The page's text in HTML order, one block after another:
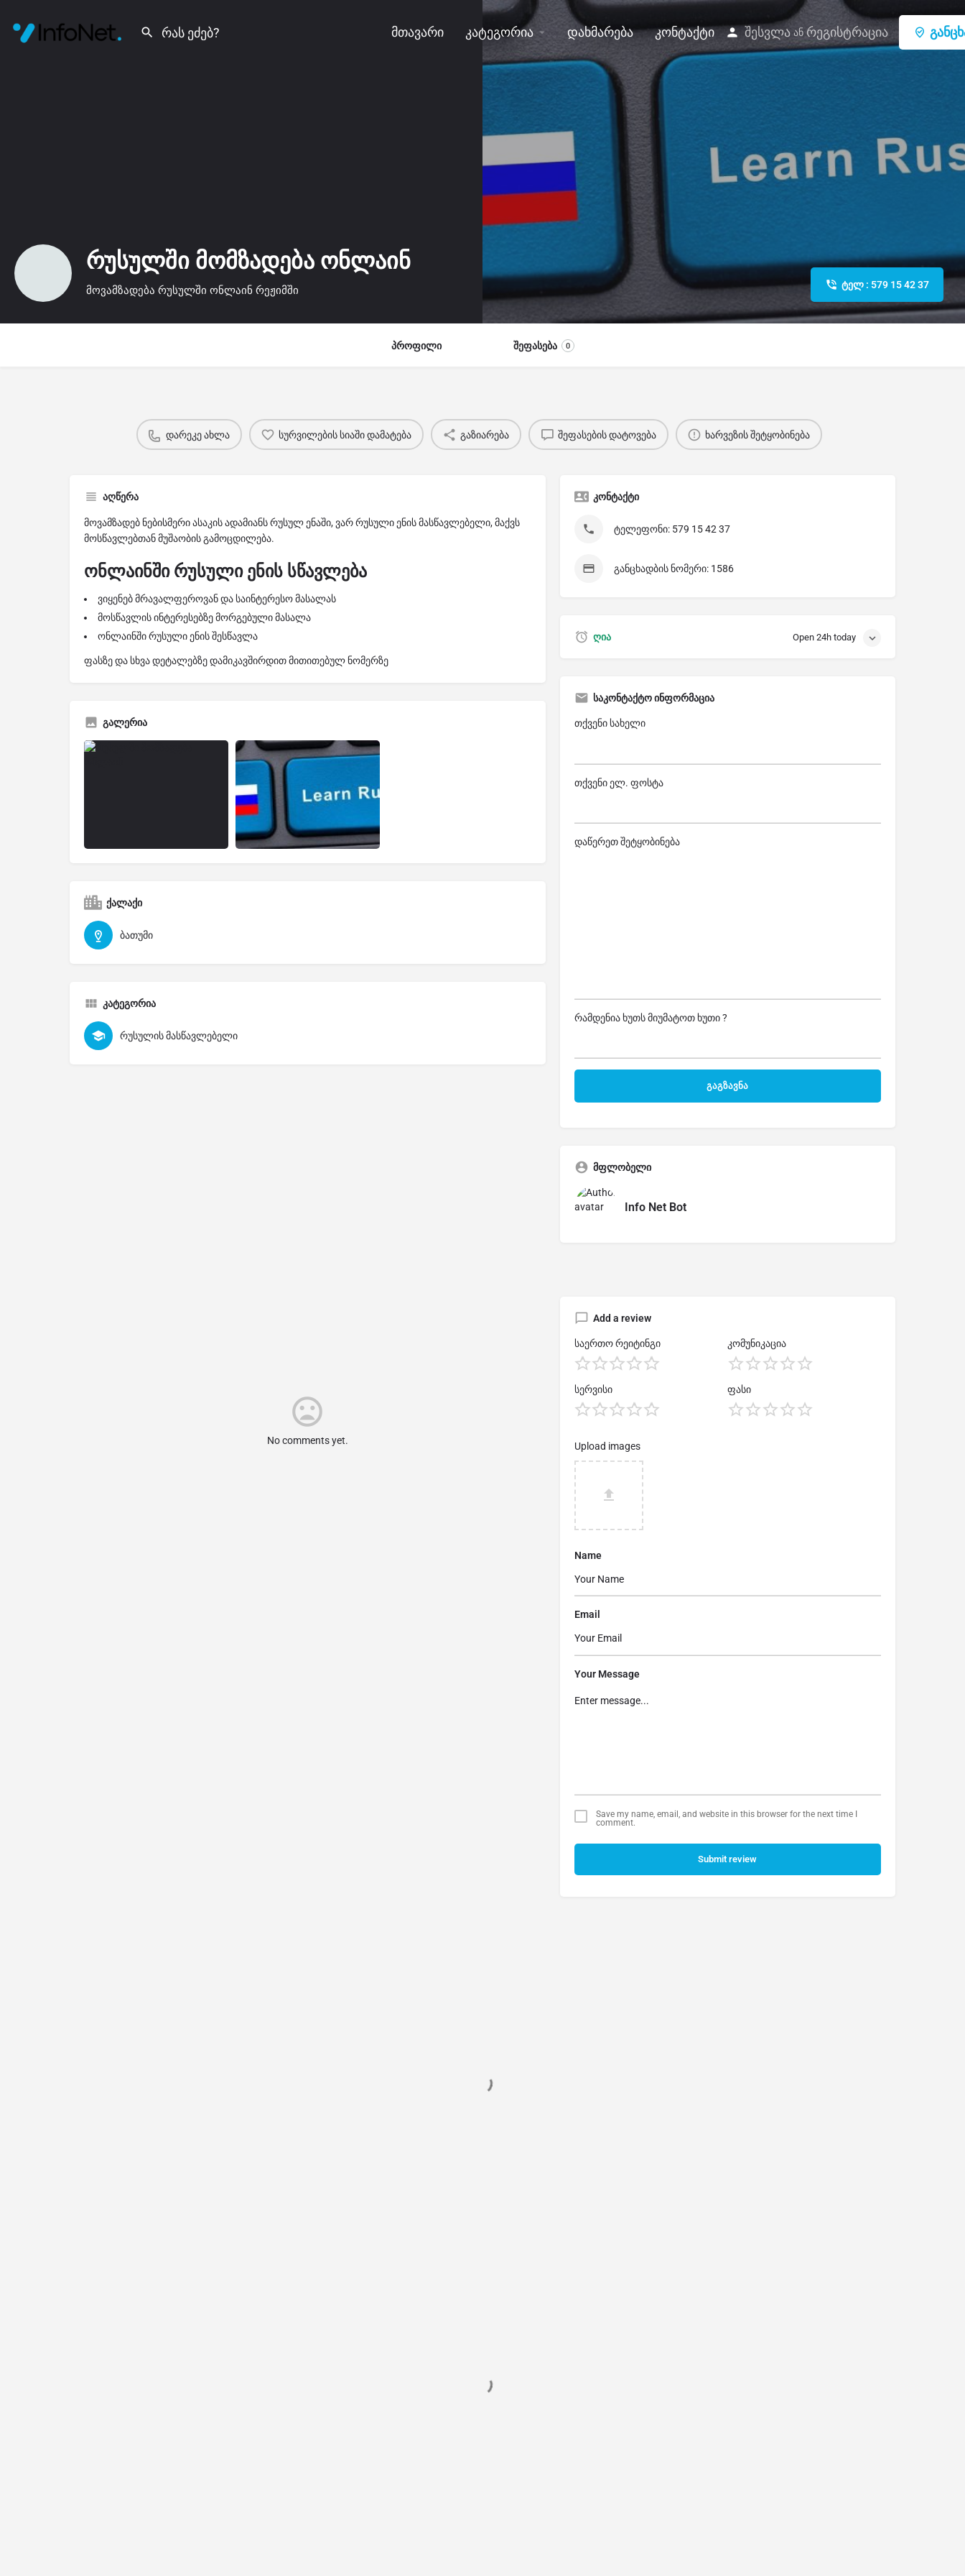
მთავარი კატეგორია დახმარება კონტაქტი შესვლა ან რეგისტრაცია
რუსულში მომზადება ონლაინ
მოვამზადება რუსულში ონლაინ რეჟიმში ტელ : 579 15 42 37
პროფილი შეფასება 0
დარეკე ახლა სურვილების სიაში დამატება გაზიარება შეფასების დატოვება ხარვეზის შეტყობინება
აღწერა
მოვამზადებ ნებისმერი ასაკის ადამიანს რუსულ ენაში, ვარ რუსული ენის მასწავლებელი, მაქვს
მოსწავლებთან მუშაობის გამოცდილება.
ონლაინში რუსული ენის სწავლება
ვიყენებ მრავალფეროვან და საინტერესო მასალას
მოსწავლის ინტერესებზე მორგებული მასალა
ონლაინში რუსული ენის შესწავლა
ფასზე და სხვა დეტალებზე დამიკავშირდით მითითებულ ნომერზე
გალერია
ქალაქი
ბათუმი
კატეგორია
რუსულის მასწავლებელი
კონტაქტი
ტელეფონი: 579 15 42 37
განცხადბის ნომერი: 1586
ღია Open 24h today
საკონტაქტო ინფორმაცია
თქვენი სახელი
თქვენი ელ. ფოსტა
დაწერეთ შეტყობინება
რამდენია ხუთს მიუმატოთ ხუთი ?
მფლობელი
Info Net Bot
No comments yet.
Add a review
საერთო რეიტინგი კომუნიკაცია
სერვისი ფასი
Upload images
Name
Email
Your Message
Save my name, email, and website in this browser for the next time I
comment.
Submit review